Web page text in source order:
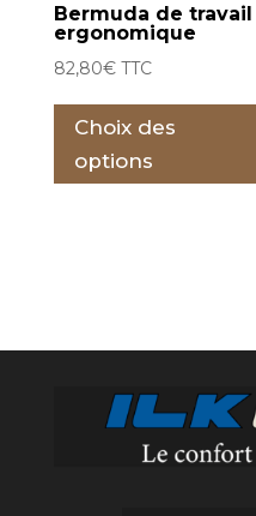
Bermuda de travail
ergonomique
82,80€ TTC
Choix des
options